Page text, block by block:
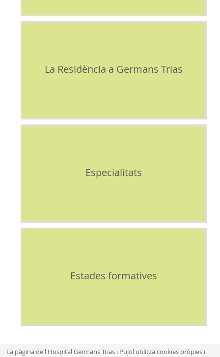
La Residència a Germans Trias
Especialitats
Estades formatives
La pàgina de l'Hospital Germans Trias i Pujol utilitza cookies pròpies i